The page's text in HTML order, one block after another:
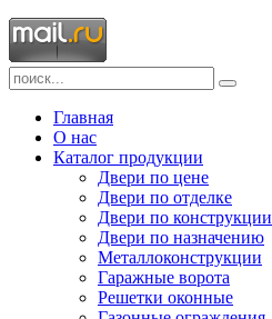
Главная
О нас
Каталог продукции
Двери по цене
Двери по отделке
Двери по конструкции
Двери по назначению
Металлоконструкции
Гаражные ворота
Решетки оконные